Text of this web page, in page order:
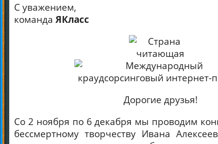
С уважением,
команда ЯКласс
Дорогие друзья!
Со 2 ноября по 6 декабря мы проводим
бессмертному творчеству Ивана